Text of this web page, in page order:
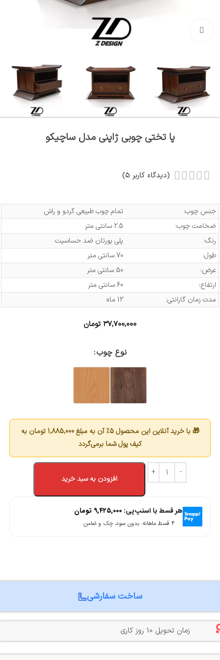
پا تختی چوبی ژاپنی مدل ساچیکو
(دیدگاه کاربر 5
)
جنس چوب:
تمام چوب طبیعی گردو و راش
ضخامت چوب:
2.5 سانتی متر
رنگ:
پلی یورتان ضد حساسیت
طول:
70 سانتی متر
عرض:
50 سانتی متر
ارتفاع:
60 سانتی متر
مدت زمان گارانتی:
12 ماه
۳۷,۷۰۰,۰۰۰ تومان
نوع چوب
🎁 با خرید آنلاین این محصول 5٪ آن به مبلغ 1,885,000تومان به
کیف پول شما برمی‌گردد
افزودن به سبد خرید
هر قسط با اسنپ‌پی: ۹,۴۲۵,۰۰۰ تومان
۴ قسط ماهانه. بدون سود، چک و ضامن.
ساخت سفارشی
زمان تحویل 10 روز کاری